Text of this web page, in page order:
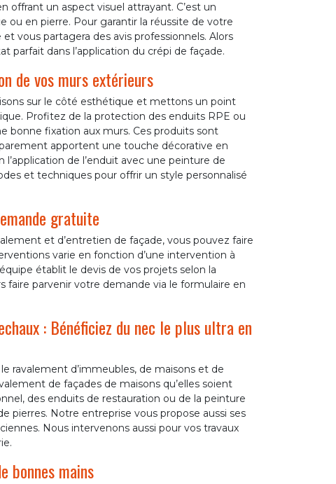
offrant un aspect visuel attrayant. C’est un
ou en pierre. Pour garantir la réussite de votre
vous partagera des avis professionnels. Alors
parfait dans l’application du crépi de façade.
de vos murs extérieurs
sur le côté esthétique et mettons un point
Profitez de la protection des enduits RPE ou
bonne fixation aux murs. Ces produits sont
apportent une touche décorative en
de l’enduit avec une peinture de
et techniques pour offrir un style personnalisé
gratuite
et d’entretien de façade, vous pouvez faire
varie en fonction d’une intervention à
établit le devis de vos projets selon la
faire parvenir votre demande via le formulaire en
: Bénéficiez du nec le plus ultra en
ravalement d’immeubles, de maisons et de
de façades de maisons qu’elles soient
des enduits de restauration ou de la peinture
pierres. Notre entreprise vous propose aussi ses
Nous intervenons aussi pour vos travaux
bonnes mains